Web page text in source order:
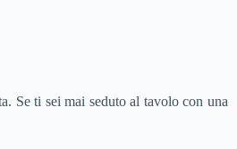
Se ti sei mai seduto al tavolo con una